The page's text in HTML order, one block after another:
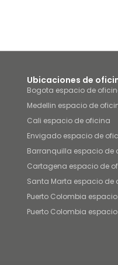
Ubicaciones de
Bogota espacio de
Medellin espacio de
Cali espacio de oficina
Envigado espacio de
Barranquilla espacio de
Cartagena espacio de
Santa Marta espacio de
Puerto Colombia
Puerto Colombia